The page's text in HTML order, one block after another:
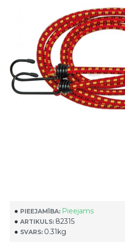
PIEEJAMĪBA: Pieejams
ARTIKULS: 82315
SVARS: 0.31kg